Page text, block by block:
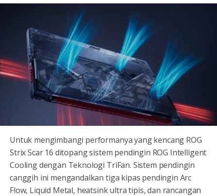
Untuk mengimbangi performanya yang kencang ROG
Strix Scar 16 ditopang sistem pendingin ROG Intelligent
Cooling dengan Teknologi TriFan. Sistem pendingin
canggih ini mengandalkan tiga kipas pendingin Arc
Flow, Liquid Metal, heatsink ultra tipis, dan rancangan